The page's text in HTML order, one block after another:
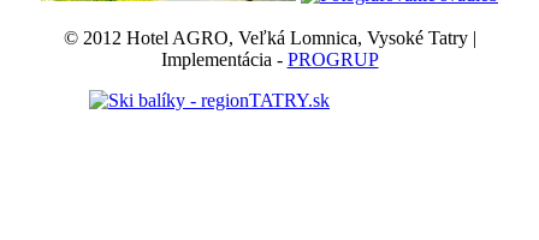
© 2012 Hotel AGRO, Veľká Lomnica, Vysoké Tatry |
Implementácia - PROGRUP